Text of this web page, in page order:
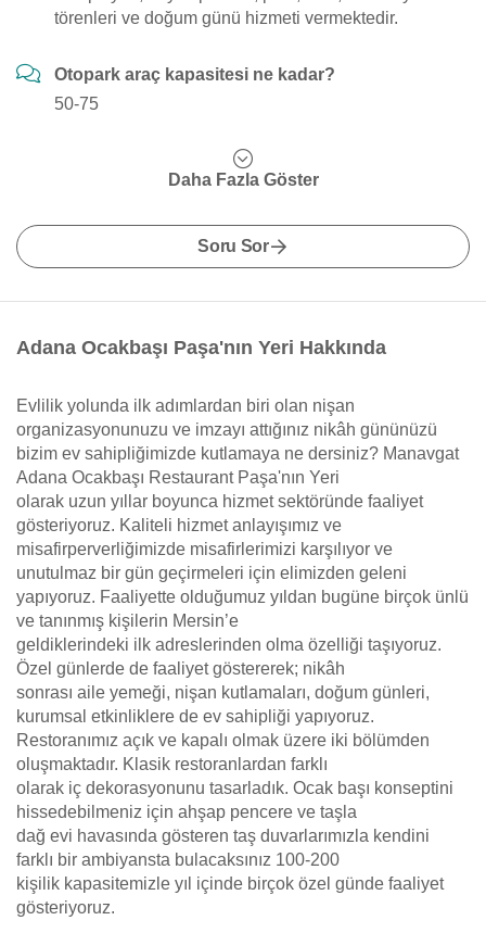
törenleri ve doğum günü hizmeti vermektedir.
Otopark araç kapasitesi ne kadar?
50-75
Daha Fazla Göster
Soru Sor
Adana Ocakbaşı Paşa'nın Yeri Hakkında
Evlilik yolunda ilk adımlardan biri olan nişan
organizasyonunuzu ve imzayı attığınız nikâh gününüzü
bizim ev sahipliğimizde kutlamaya ne dersiniz? Manavgat
Adana Ocakbaşı Restaurant Paşa'nın Yeri
olarak uzun yıllar boyunca hizmet sektöründe faaliyet
gösteriyoruz. Kaliteli hizmet anlayışımız ve
misafirperverliğimizde misafirlerimizi karşılıyor ve
unutulmaz bir gün geçirmeleri için elimizden geleni
yapıyoruz. Faaliyette olduğumuz yıldan bugüne birçok ünlü
ve tanınmış kişilerin Mersin’e
geldiklerindeki ilk adreslerinden olma özelliği taşıyoruz.
Özel günlerde de faaliyet göstererek; nikâh
sonrası aile yemeği, nişan kutlamaları, doğum günleri,
kurumsal etkinliklere de ev sahipliği yapıyoruz.
Restoranımız açık ve kapalı olmak üzere iki bölümden
oluşmaktadır. Klasik restoranlardan farklı
olarak iç dekorasyonunu tasarladık. Ocak başı konseptini
hissedebilmeniz için ahşap pencere ve taşla
dağ evi havasında gösteren taş duvarlarımızla kendini
farklı bir ambiyansta bulacaksınız 100-200
kişilik kapasitemizle yıl içinde birçok özel günde faaliyet
gösteriyoruz.